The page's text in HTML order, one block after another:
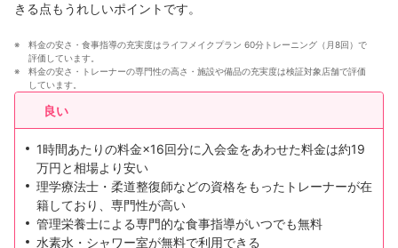
きる点もうれしいポイントです。
料金の安さ・食事指導の充実度はライフメイクプラン 60分トレーニング（月8回）で
評価しています。
料金の安さ・トレーナーの専門性の高さ・施設や備品の充実度は検証対象店舗で評価
しています。
良い
1時間あたりの料金×16回分に入会金をあわせた料金は約19
万円と相場より安い
理学療法士・柔道整復師などの資格をもったトレーナーが在
籍しており、専門性が高い
管理栄養士による専門的な食事指導がいつでも無料
水素水・シャワー室が無料で利用できる